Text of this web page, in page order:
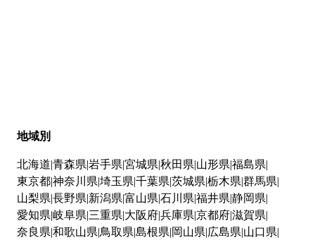
地域別
北海道 青森県 岩手県 宮城県 秋田県 山形県 福島県
東京都神奈川県 埼玉県 千葉県 茨城県 栃木県 群馬県
山梨県 長野県 新潟県 富山県 石川県 福井県 静岡県
愛知県 岐阜県 三重県 大阪府兵庫県 京都府滋賀県
奈良県 和歌山県 鳥取県 島根県 岡山県 広島県 山口県